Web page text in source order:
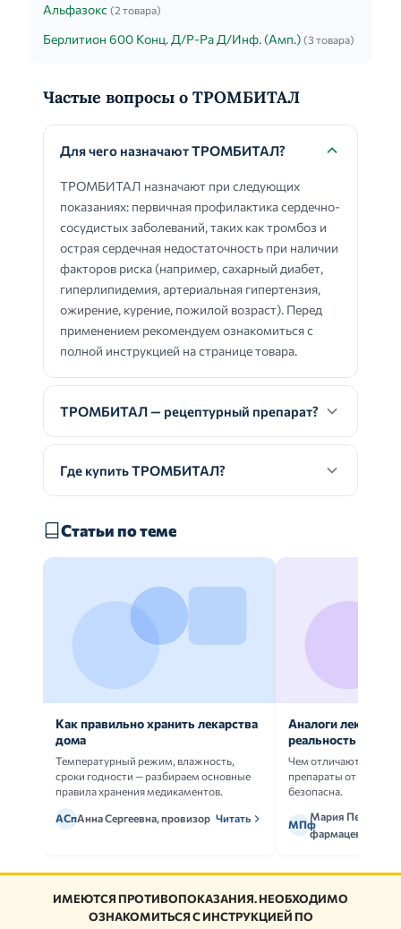
Альфазокс (2 товара)
Берлитион 600 Конц. Д/Р-Ра Д/Инф. (Амп.) (3 товара)
Частые вопросы о ТРОМБИТАЛ
Для чего назначают ТРОМБИТАЛ?
ТРОМБИТАЛ назначают при следующих
показаниях: первичная профилактика сердечно-
сосудистых заболеваний, таких как тромбоз и
острая сердечная недостаточность при наличии
факторов риска (например, сахарный диабет,
гиперлипидемия, артериальная гипертензия,
ожирение, курение, пожилой возраст). Перед
применением рекомендуем ознакомиться с
полной инструкцией на странице товара.
ТРОМБИТАЛ — рецептурный препарат?
Где купить ТРОМБИТАЛ?
Статьи по теме
Как правильно хранить лекарства
дома
Температурный режим, влажность,
сроки годности — разбираем основные
правила хранения медикаментов.
АСпАнна Сергеевна, провизор Читать
Аналоги
реальность
Чем отличаются
препараты от
безопасна.
МПф
Мария Петрова,
фармацевт
ИМЕЮТСЯ ПРОТИВОПОКАЗАНИЯ. НЕОБХОДИМО
ОЗНАКОМИТЬСЯ С ИНСТРУКЦИЕЙ ПО